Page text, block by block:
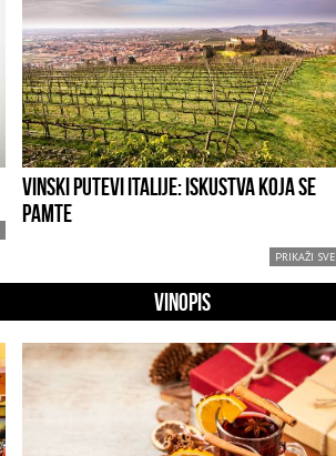
VINSKI PUTEVI ITALIJE: ISKUSTVA KOJA SE
PAMTE
PRIKAŽI SVE
VINOPIS